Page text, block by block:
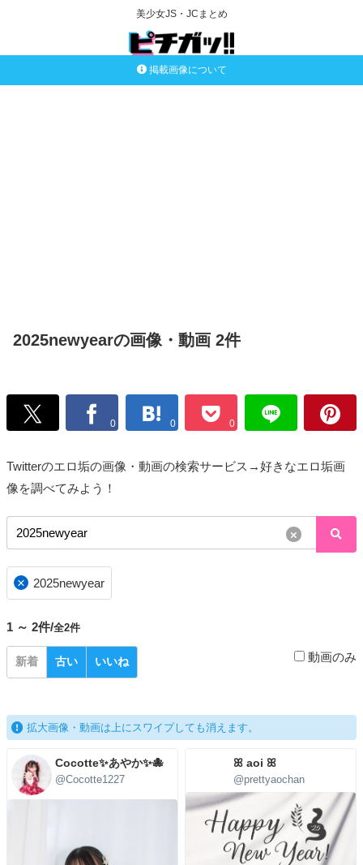
美少女JS・JCまとめ
掲載画像について
2025newyearの画像・動画 2件
0 0 0
Twitterのエロ垢の画像・動画の検索サービス→好きなエロ垢画
像を調べてみよう！
×
× 2025newyear
1 ～ 2件/全2件
新着 古い いいね 動画のみ
拡大画像・動画は上にスワイプしても消えます。
Cocotte✨あやか✨🐙
@Cocotte1227
ꕤ aoi ꕤ
@prettyaochan